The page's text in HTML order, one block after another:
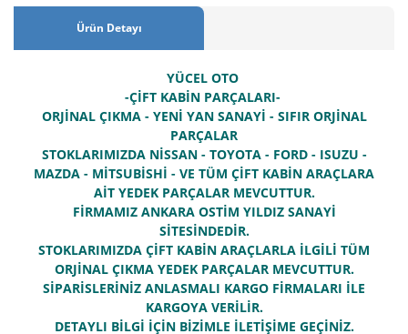
Ürün Detayı
YÜCEL OTO
-ÇİFT KABİN PARÇALARI-
ORJİNAL ÇIKMA - YENİ YAN SANAYİ - SIFIR ORJİNAL
PARÇALAR
STOKLARIMIZDA NİSSAN - TOYOTA - FORD - ISUZU -
MAZDA - MİTSUBİSHİ - VE TÜM ÇİFT KABİN ARAÇLARA
AİT YEDEK PARÇALAR MEVCUTTUR.
FİRMAMIZ ANKARA OSTİM YILDIZ SANAYİ
SİTESİNDEDİR.
STOKLARIMIZDA ÇİFT KABİN ARAÇLARLA İLGİLİ TÜM
ORJİNAL ÇIKMA YEDEK PARÇALAR MEVCUTTUR.
SİPARİSLERİNİZ ANLASMALI KARGO FİRMALARI İLE
KARGOYA VERİLİR.
DETAYLI BİLGİ İÇİN BİZİMLE İLETİŞİME GEÇİNİZ.